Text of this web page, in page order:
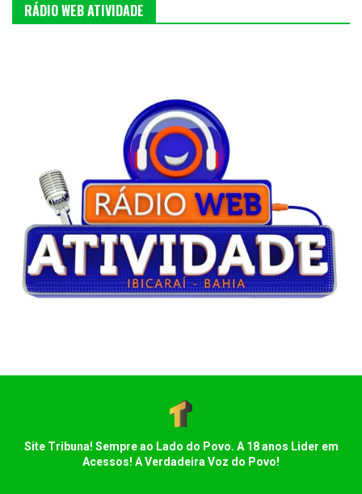
RÁDIO WEB ATIVIDADE
Site Tribuna! Sempre ao Lado do Povo. A 18 anos Lider em
Acessos! A Verdadeira Voz do Povo!